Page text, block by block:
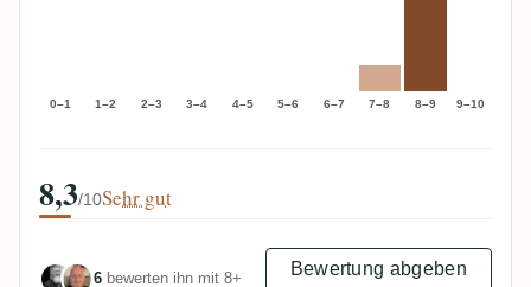
0–1 1–2 2–3 3–4 4–5 5–6 6–7 7–8 8–9 9–10
8,3/10Sehr gut
6 bewerten ihn mit 8+ Bewertung abgeben